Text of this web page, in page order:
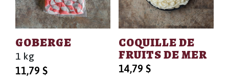
GOBERGE
1 kg
11,79 $
COQUILLE DE
FRUITS DE MER
14,79 $